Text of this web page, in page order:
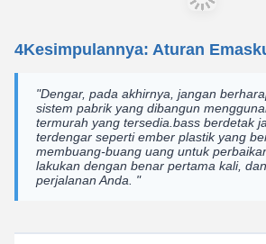
4Kesimpulannya: Aturan
"Dengar, pada akhirnya, jangan
sistem pabrik yang dibangun
termurah yang tersedia.bass berdetak
terdengar seperti ember plastik yang
membuang-buang uang untuk
lakukan dengan benar pertama kali,
perjalanan Anda. "